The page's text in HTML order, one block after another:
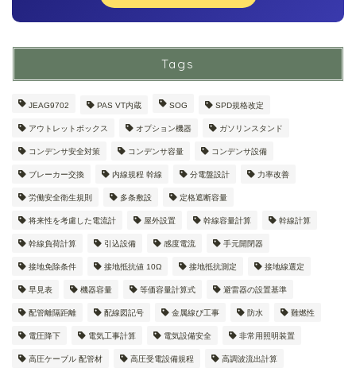
Tags
JEAG9702 PAS VT内蔵 SOG SPD規格改定
アウトレットボックス オプション機器 ガソリンスタンド
コンデンサ安全対策 コンデンサ容量 コンデンサ設備
ブレーカー交換 内線規程 幹線 分電盤設計 力率改善
労働安全衛生規則 多条敷設 定格遮断容量
将来性を考慮した電流計 屋外設置 幹線容量計算 幹線計算
幹線負荷計算 引込設備 感度電流 手元開閉器
接地免除条件 接地抵抗値 10Ω 接地抵抗測定 接地線選定
早見表 機器容量 等価容量計算式 避雷器の設置基準
配管離隔距離 配線図記号 金属線ぴ工事 防水 難燃性
電圧降下 電気工事計算 電気設備安全 非常用照明装置
高圧ケーブル 配管材 高圧受電設備規程 高調波流出計算